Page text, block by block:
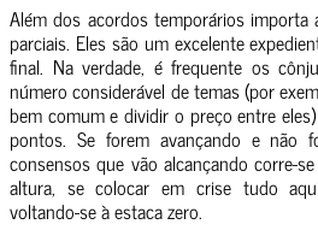
Além dos acordos temporários
parciais. Eles são um excelente
final. Na verdade, é frequente os
número considerável de temas (por
bem comum e dividir o preço entre
pontos. Se forem avançando e não
consensos que vão alcançando corre-
altura, se colocar em crise tudo
voltando-se à estaca zero.